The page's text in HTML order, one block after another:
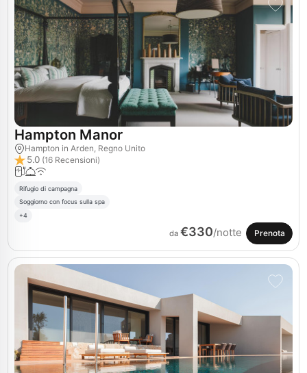
Hampton Manor
Hampton in Arden, Regno Unito
5.0 (16 Recensioni)
Rifugio di campagna
Soggiorno con focus sulla spa
+4
da €330/notte Prenota